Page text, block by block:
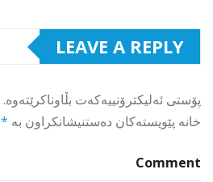
LEAVE A REPLY
پۆستی ئەلیکترۆنییەکەت بڵاوناکرێتەوە.
خانە پێویستەکان دەستنیشانکراون بە *
Comment